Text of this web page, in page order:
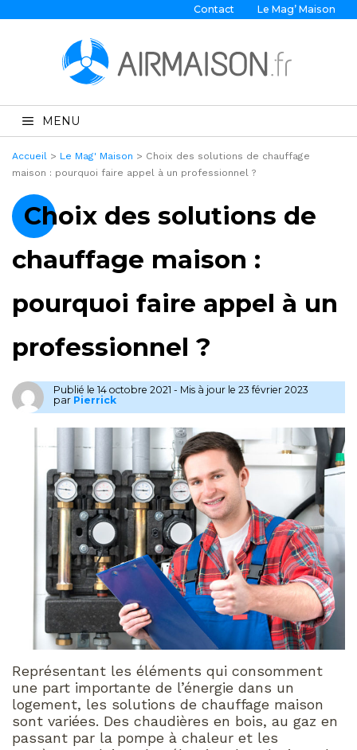
Contact Le Mag’ Maison
MENU
Accueil > Le Mag' Maison > Choix des solutions de chauffage
maison : pourquoi faire appel à un professionnel ?
Choix des solutions de
chauffage maison :
pourquoi faire appel à un
professionnel ?
Publié le14 octobre 2021 - Mis à jour le 23 février 2023
par Pierrick
Représentant les éléments qui consomment
une part importante de l’énergie dans un
logement, les solutions de chauffage maison
sont variées. Des chaudières en bois, au gaz en
passant par la pompe à chaleur et les